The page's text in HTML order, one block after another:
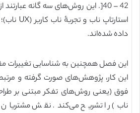
42 – 40[. این روش‌های سه گانه
داده شده‌اند.
این فصل همچنین به شناسایی تغییرات
این کار، پژوهش‌های صورت گرفته و
ناب) را تشریح می‌کند. نقش مشتریان